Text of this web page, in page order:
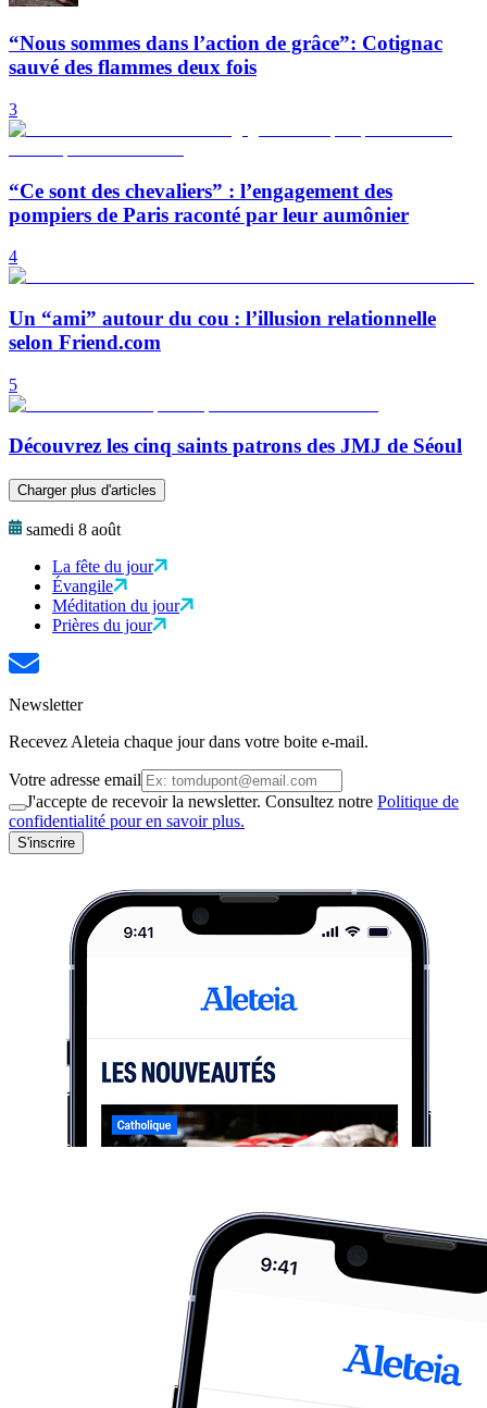
“Nous sommes dans l’action de grâce”: Cotignac
sauvé des flammes deux fois
3
“Ce sont des chevaliers” : l’engagement des
pompiers de Paris raconté par leur aumônier
4
Un “ami” autour du cou : l’illusion relationnelle
selon Friend.com
5
Découvrez les cinq saints patrons des JMJ de Séoul
Charger plus d'articles
samedi 8 août
La fête du jour
Évangile
Méditation du jour
Prières du jour
Newsletter
Recevez Aleteia chaque jour dans votre boite e-mail.
Votre adresse email
J'accepte de recevoir la newsletter. Consultez notre Politique de
confidentialité pour en savoir plus.
S'inscrire